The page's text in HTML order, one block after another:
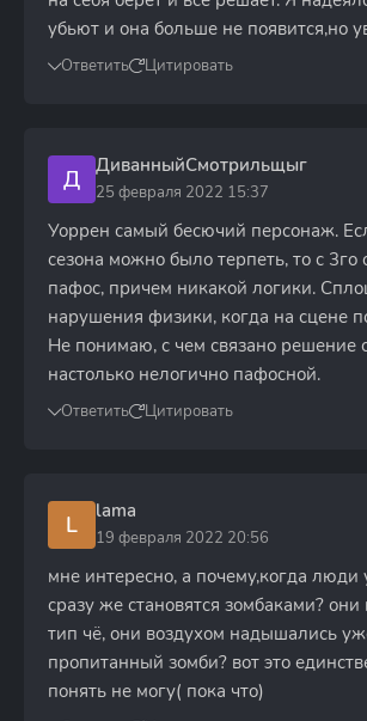
убьют и она больше не появится,но
Ответить Цитировать
Д ДиванныйСмотрильщыг
25 февраля 2022 15:37
Уоррен самый бесючий персонаж.
сезона можно было терпеть, то с
пафос, причем никакой логики.
нарушения физики, когда на сцене
Не понимаю, с чем связано решение
настолько нелогично пафосной.
Ответить Цитировать
L lama
19 февраля 2022 20:56
мне интересно, а почему,когда люди
сразу же становятся зомбаками?
тип чё, они воздухом надышались
пропитанный зомби? вот это
понять не могу( пока что)